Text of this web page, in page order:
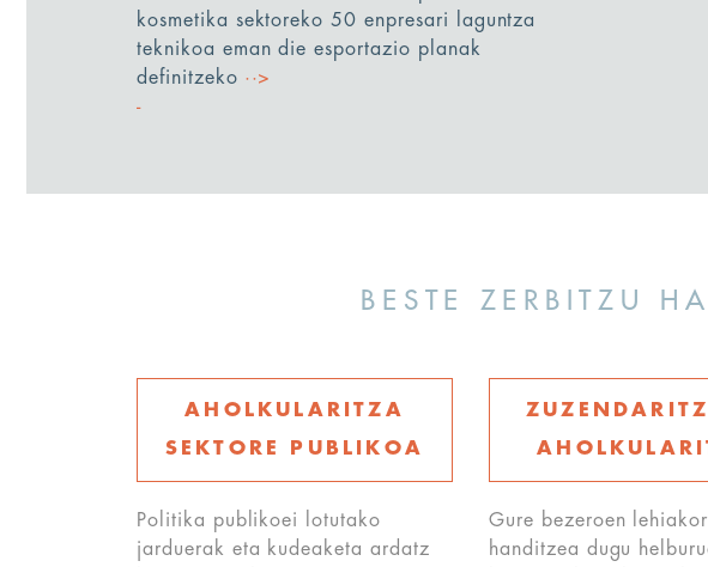
kosmetika sektoreko 50 enpresari laguntza
teknikoa eman die esportazio planak
definitzeko ··>
BESTE ZERBITZU
AHOLKULARITZA
SEKTORE PUBLIKOA
Politika publikoei lotutako
jarduerak eta kudeaketa ardatz
Gure bezeroen
handitzea dugu